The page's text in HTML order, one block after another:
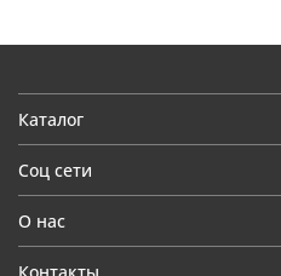
Каталог
Соц сети
О нас
Контакты